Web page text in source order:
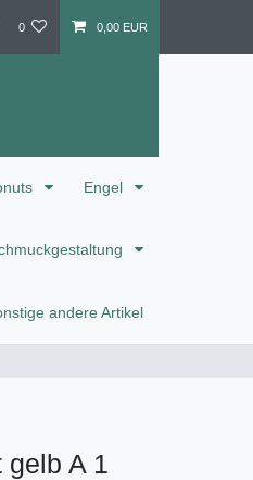
0 0,00 EUR
Engel
andere Artikel
gelb A 1